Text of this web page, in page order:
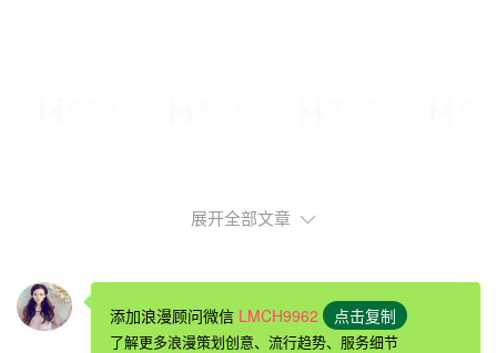
唯美的浪漫 求婚方式：镜子示爱法
展开全部文章
添加浪漫顾问微信 LMCH9962 点击复制
了解更多浪漫策划创意、流行趋势、服务细节